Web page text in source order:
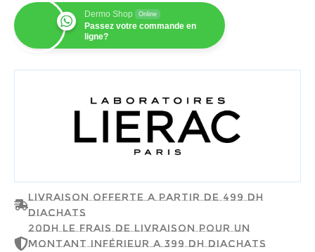
Dermo Shop Online
Passez votre commande en
ligne?
LIERAC
Livraison offerte a partir de 499 dh
d'achats
20dh le frais de livraison pour un
montant inférieur a 399 dh d'achats